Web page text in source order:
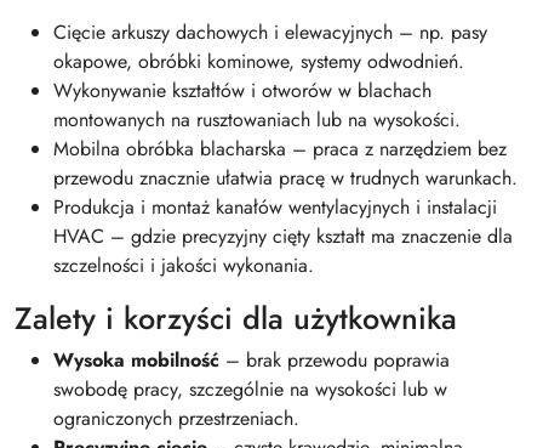
Cięcie arkuszy dachowych i elewacyjnych – np. pasy
okapowe, obróbki kominowe, systemy odwodnień.
Wykonywanie kształtów i otworów w blachach
montowanych na rusztowaniach lub na wysokości.
Mobilna obróbka blacharska – praca z narzędziem bez
przewodu znacznie ułatwia pracę w trudnych warunkach.
Produkcja i montaż kanałów wentylacyjnych i instalacji
HVAC – gdzie precyzyjny cięty kształt ma znaczenie dla
szczelności i jakości wykonania.
Zalety i korzyści dla użytkownika
Wysoka mobilność – brak przewodu poprawia
swobodę pracy, szczególnie na wysokości lub w
ograniczonych przestrzeniach.